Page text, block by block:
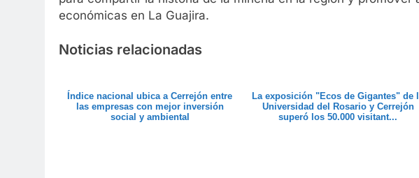
económicas en La Guajira.
Noticias relacionadas
Índice nacional ubica a Cerrejón entre
las empresas con mejor inversión
social y ambiental
La exposición "Ecos de Gigantes" de
Universidad del Rosario y Cerrejón
superó los 50.000 visitant...